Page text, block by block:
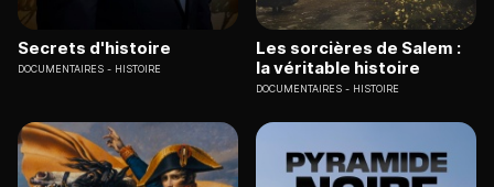
Secrets d'histoire
DOCUMENTAIRES HISTOIRE
Les sorcières de Salem :
la véritable histoire
DOCUMENTAIRES HISTOIRE